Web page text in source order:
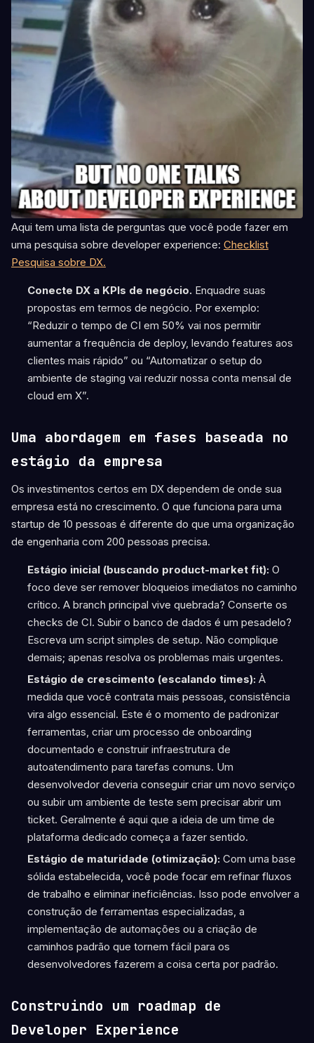
Aqui tem uma lista de perguntas que você pode fazer em
uma pesquisa sobre developer experience: Checklist
Pesquisa sobre DX.
Conecte DX a KPIs de negócio.Enquadre suas
propostas em termos de negócio. Por exemplo:
“Reduzir o tempo de CI em 50% vai nos permitir
aumentar a frequência de deploy, levando features aos
clientes mais rápido” ou “Automatizar o setup do
ambiente de staging vai reduzir nossa conta mensal de
cloud em X”.
Uma abordagem em fases baseada no
estágio da empresa
Os investimentos certos em DX dependem de onde sua
empresa está no crescimento. O que funciona para uma
startup de 10 pessoas é diferente do que uma organização
de engenharia com 200 pessoas precisa.
Estágio inicial (buscando product-market fit):O
foco deve ser remover bloqueios imediatos no caminho
crítico. A branch principal vive quebrada? Conserte os
checks de CI. Subir o banco de dados é um pesadelo?
Escreva um script simples de setup. Não complique
demais; apenas resolva os problemas mais urgentes.
Estágio de crescimento (escalando times):À
medida que você contrata mais pessoas, consistência
vira algo essencial. Este é o momento de padronizar
ferramentas, criar um processo de onboarding
documentado e construir infraestrutura de
autoatendimento para tarefas comuns. Um
desenvolvedor deveria conseguir criar um novo serviço
ou subir um ambiente de teste sem precisar abrir um
ticket. Geralmente é aqui que a ideia de um time de
plataforma dedicado começa a fazer sentido.
Estágio de maturidade (otimização):Com uma base
sólida estabelecida, você pode focar em refinar fluxos
de trabalho e eliminar ineficiências. Isso pode envolver a
construção de ferramentas especializadas, a
implementação de automações ou a criação de
caminhos padrão que tornem fácil para os
desenvolvedores fazerem a coisa certa por padrão.
Construindo um roadmap de
Developer Experience